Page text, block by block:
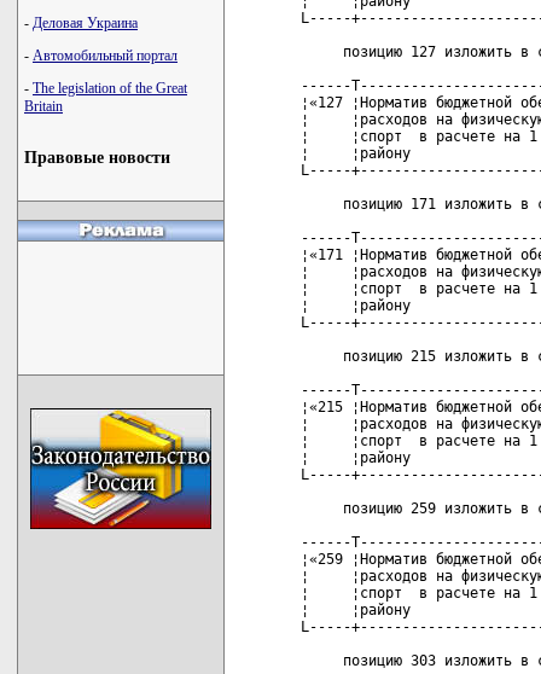
- Деловая Украина
- Автомобильный портал
- The legislation of the Great
Britain
Правовые новости